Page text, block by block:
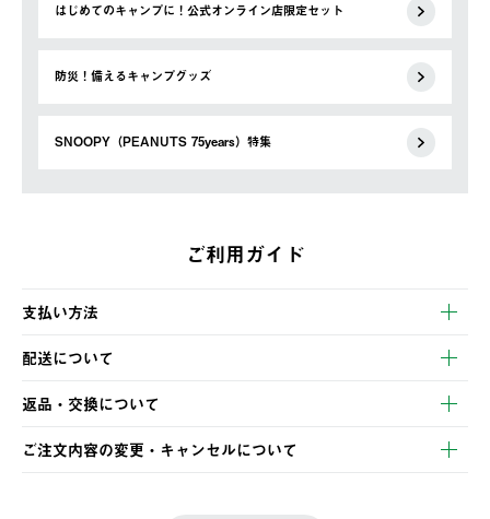
はじめてのキャンプに！公式オンライン店限定セット
防災！備えるキャンプグッズ
SNOOPY（PEANUTS 75years）特集
ご利用ガイド
支払い方法
以下のいずれかの方法でお支払いいただけます。
・クレジットカード決済
・コンビニ決済
・Pay-easy決済
配送について
【発送スケジュール】
ご注文・ご入金完了より2営業日以内に商品を発送いたします。
土日祝の発送はございませんので、木曜日以降のご注文は週明け
の発送となる場合がございます。
返品・交換について
※お客様都合の場合
ご注文内容の変更・キャンセルについて